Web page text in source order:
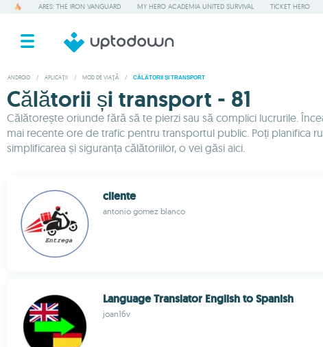
ARES: THE IRON VANGUARD MY HERO ACADEMIA UNITED SURVIVAL TICKET HERO
ANDROID / APLICAȚII / MOD DE VIAȚĂ / CĂLĂTORII ȘI TRANSPORT
Călătorii și transport - 81
Călătorește oriunde fără să te pierzi sau să complici lucrurile.
mai recente ore de trafic pentru transportul public. Poți planifica
simplificarea și siguranța călătoriilor, o vei găsi aici.
cliente
antonio gomez blanco
Language Translator English to Spanish
joan16v